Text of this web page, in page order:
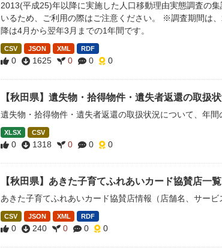
2013(平成25)年以降に実施した人口移動理由実態調査の
いるため、ご利用の際はご注意ください。 ※調査期間は
降は4月から翌年3月までの1年間です。
CSV JSON XML RDF
0 1625 0 0 0
【秋田県】遺失物・拾得物件・遺失者返還の取扱
遺失物・拾得物件・遺失者返還の取扱状況について、年
XLSX CSV
0 1318 0 0 0
【秋田県】あきた子育てふれあいカード協賛店一覧
あきた子育てふれあいカード協賛店情報（店舗名、サービ
CSV JSON XML RDF
0 240 0 0 0